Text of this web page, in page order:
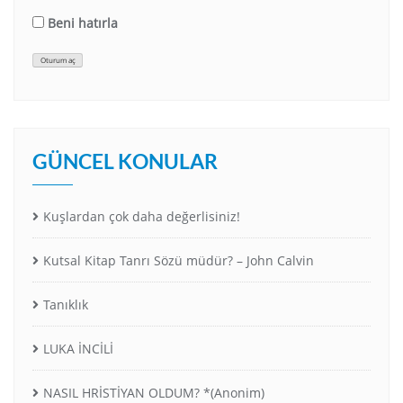
Beni hatırla
Oturum aç
GÜNCEL KONULAR
Kuşlardan çok daha değerlisiniz!
Kutsal Kitap Tanrı Sözü müdür? – John Calvin
Tanıklık
LUKA İNCİLİ
NASIL HRİSTİYAN OLDUM? *(Anonim)